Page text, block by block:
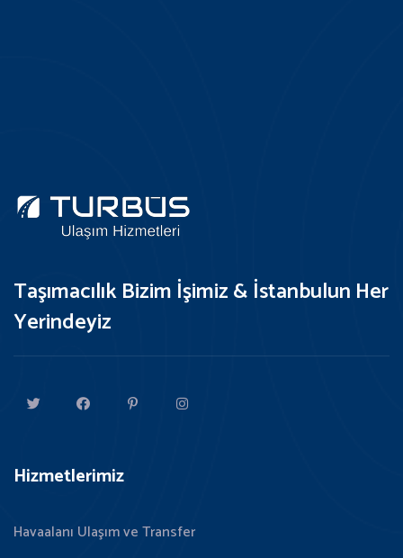
Taşımacılık Bizim İşimiz & İstanbulun Her
Yerindeyiz
Hizmetlerimiz
Havaalanı Ulaşım ve Transfer